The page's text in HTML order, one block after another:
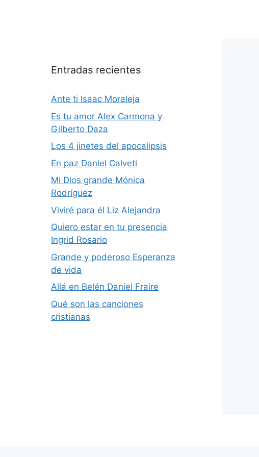
Entradas recientes
Ante ti Isaac Moraleja
Es tu amor Alex Carmona y
Gilberto Daza
Los 4 jinetes del apocalipsis
En paz Daniel Calveti
Mi Dios grande Mónica
Rodríguez
Viviré para él Liz Alejandra
Quiero estar en tu presencia
Ingrid Rosario
Grande y poderoso Esperanza
de vida
Allá en Belén Daniel Fraire
Qué son las canciones
cristianas